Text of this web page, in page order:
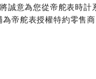
意為您從帝舵表時計
帝舵表授權特約零售